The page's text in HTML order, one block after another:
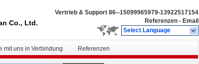
Co., Ltd.
Vertrieb & Support 86--15099965979-13922517154
Referenzen - Email
Select Language
mit uns in Verbindung Referenzen